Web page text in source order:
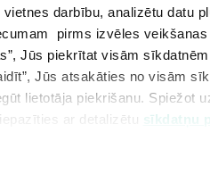
darbību, analizētu datu
pirms izvēles
Jūs piekrītat visām
Jūs atsakāties no visām
lietotāja piekrišanu. Spiežot
ar detalizētu sīkdatņu